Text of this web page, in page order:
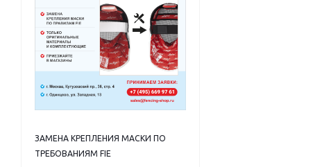
ЗАМЕНА КРЕПЛЕНИЯ МАСКИ ПО
ТРЕБОВАНИЯМ FIE